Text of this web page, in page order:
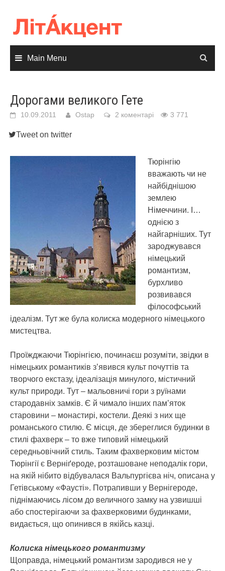
content
Main Menu
Дорогами великого Гете
10.09.2011 Ostap 2 коментарі 3 771
Tweet on twitter
Тюрінгію
вважають чи не
найбіднішою
землею
Німеччини. І…
однією з
найгарніших. Тут
зароджувався
німецький
романтизм,
бурхливо
розвивався
філософський
ідеалізм. Тут же була колиска модерного німецького
мистецтва.
Проїжджаючи Тюрінгією, починаєш розуміти, звідки в
німецьких романтиків з’явився культ почуттів та
творчого екстазу, ідеалізація минулого, містичний
культ природи. Тут – мальовничі гори з руїнами
стародавніх замків. Є й чимало інших пам’яток
старовини – монастирі, костели. Деякі з них ще
романського стилю. Є місця, де збереглися будинки в
стилі фахверк – то вже типовий німецький
середньовічний стиль. Таким фахверковим містом
Тюрінгії є Верніґероде, розташоване неподалік гори,
на якій нібито відбувалася Вальпургієва ніч, описана у
Гетівському «Фаусті». Потрапивши у Вернігероде,
піднімаючись лісом до величного замку на узвишші
або спостерігаючи за фахверковими будинками,
видається, що опинився в якійсь казці.
Колиска німецького романтизму
Щоправда, німецький романтизм зародився не у